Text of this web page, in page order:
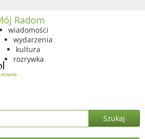
Radom
wiadomości
wydarzenia
kultura
rozrywka